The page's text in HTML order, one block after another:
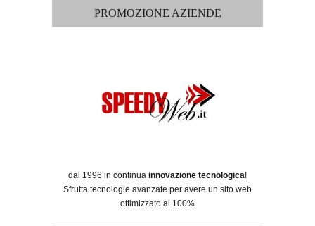
PROMOZIONE AZIENDE
dal 1996 in continua innovazione tecnologica!
Sfrutta tecnologie avanzate per avere un sito web
ottimizzato al 100%